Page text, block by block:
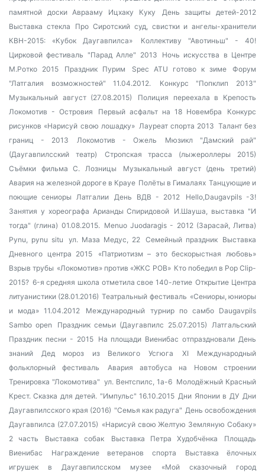
памятной доски Аврааму Ицхаку Куку
День защиты детей-2012
Выставка стекла
Про Сиротский суд, свистки и ангелы-хранители
КВН-2015: «Кубок Даугавпилса»
Коллективу "Авотиньш" - 40!
Цирковой фестиваль "Парад Алле" 2013
Ночь искусства в Центре
М.Ротко 2015
Праздник Пурим Spec ATU готово к зиме
Форум
"Латгалия возможностей" 11.04.2012.
Конкурс "Попклип 2013"
Музыкальный август (27.08.2015)
Полиция переехала в Крепость
Локомотив - Островия
Первый асфальт на 18 Новембра
Конкурс
рисунков «Нарисуй свою лошадку» Лауреат спорта 2013 Талант без
границ - 2013
Локомотив - Ожель
Мюзикл "Дамский рай"
(Даугавпилсский театр)
Стропская трасса (лыжероллеры 2015)
Съёмки фильма С. Лозницы
Музыкальный август (день третий)
Авария на железной дороге в Крауе Полёты в Гималаях Танцующие и
поющие сениоры Латгалии
День ВДВ - 2012
Hello,Daugavpils -3!
Занятия у хореографа Арианды Спиридовой И.Шауша, выставка "И
тогда" (глина) 01.08.2015. Menuo Juodaragis - 2012 (Зарасай, Литва)
Pynu, pynu situ
ул. Маза Медус, 22 Семейный праздник
Выставка
Дневного центра 2015
«Патриотизм – это бескорыстная любовь»
Взрыв трубы «Локомотив» против «ЖКС РОВ» Кто победил в Pop Clip-
2015? 6-я средняя школа отметила свое 140-летие Открытие Центра
литуанистики (28.01.2016) Театральный фестиваль «Сениоры, юниоры
и мода» 11.04.2012
Международный турнир по самбо Daugavpils
Sambo open
Праздник семьи (Даугавпилс 25.07.2015)
Латгальский
Праздник песни - 2015
На площади Виенибас отпраздновали День
знаний Дед мороз из Великого Усгюга
XI Международный
фольклорный фестиваль
Авария автобуса на Новом строении
Тренировка "Локомотива" ул. Вентспилс, 1а-6 Молодёжный Красный
Крест. Сказка для детей. "Импульс" 16.10.2015 Дни Японии в ДУ Дни
Даугавпилсского края (2016) "Семья как радуга" День освобождения
Даугавпилса (27.07.2015) «Нарисуй свою Желтую Земляную Собаку»
2 часть
Выставка собак Выставка Петра Худобчёнка
Площадь
Виенибас
Награждение ветеранов спорта
Выставка ёлочных
игрушек в Даугавпилсском музее
«Мой сказочный город